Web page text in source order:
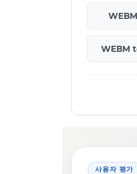
WEBM
사용자 평가